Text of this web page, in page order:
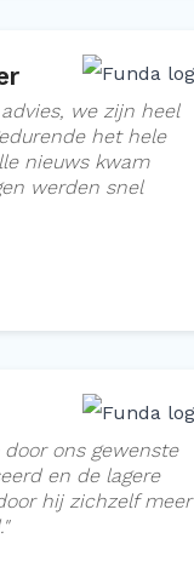
we zijn heel
het hele
nieuws kwam
werden snel
ons gewenste
en de lagere
hij zichzelf meer
"